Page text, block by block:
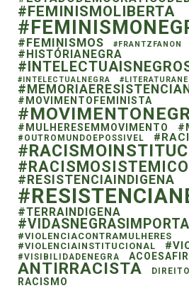
#FEMINISMOLIBERTA
#FEMINISMOS #FRANTZFANON
#HISTÓRIANEGRA
#INTELECTUALNEGRA
#MOVIMENTOFEMINISTA
#MULHERESEMMOVIMENTO
#OUTROMUNDOEPOSSIVEL
#RACISMOSISTEMICO
#RESISTENCIAINDIGENA
#TERRAINDIGENA
#VIOLENCIACONTRAMULHERES
#VIOLENCIAINSTITUCIONAL
#VISIBILIDADENEGRA
ANTIRRACISTA
RACISMO